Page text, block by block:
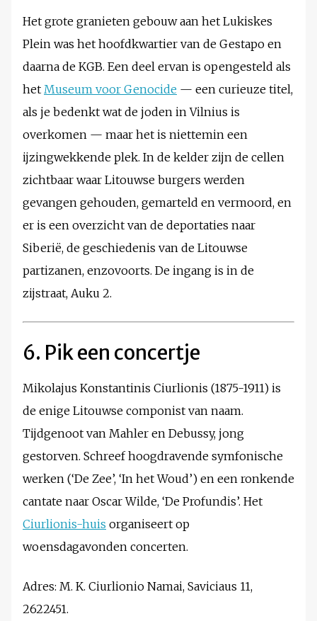
Het grote granieten gebouw aan het Lukiskes
Plein was het hoofdkwartier van de Gestapo en
daarna de KGB. Een deel ervan is opengesteld als
het Museum voor Genocide — een curieuze titel,
als je bedenkt wat de joden in Vilnius is
overkomen — maar het is niettemin een
ijzingwekkende plek. In de kelder zijn de cellen
zichtbaar waar Litouwse burgers werden
gevangen gehouden, gemarteld en vermoord, en
er is een overzicht van de deportaties naar
Siberië, de geschiedenis van de Litouwse
partizanen, enzovoorts. De ingang is in de
zijstraat, Auku 2.
6. Pik een concertje
Mikolajus Konstantinis Ciurlionis (1875-1911) is
de enige Litouwse componist van naam.
Tijdgenoot van Mahler en Debussy, jong
gestorven. Schreef hoogdravende symfonische
werken (‘De Zee’, ‘In het Woud’) en een ronkende
cantate naar Oscar Wilde, ‘De Profundis’. Het
Ciurlionis-huis organiseert op
woensdagavonden concerten.
Adres: M. K. Ciurlionio Namai, Saviciaus 11,
2622451.